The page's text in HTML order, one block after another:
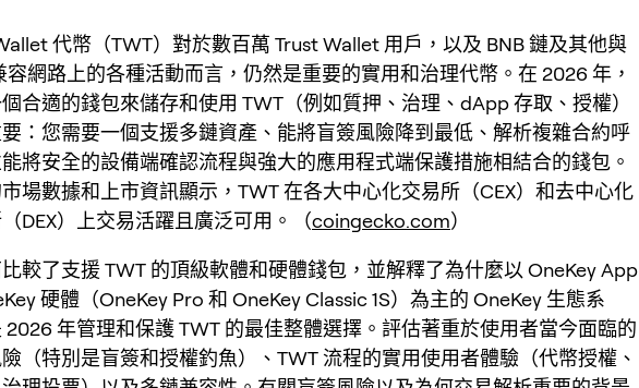
代幣（TWT）對於數百萬 Trust Wallet 用戶，以及 BNB 鏈及其他與
容網路上的各種活動而言，仍然是重要的實用和治理代幣。在 2026 年，
合適的錢包來儲存和使用 TWT（例如質押、治理、dApp 存取、授權）
：您需要一個支援多鏈資產、能將盲簽風險降到最低、解析複雜合約呼
將安全的設備端確認流程與強大的應用程式端保護措施相結合的錢包。
場數據和上市資訊顯示，TWT 在各大中心化交易所（CEX）和去中心化
DEX）上交易活躍且廣泛可用。（coingecko.com）
較了支援 TWT 的頂級軟體和硬體錢包，並解釋了為什麼以 OneKey App
硬體（OneKey Pro 和 OneKey Classic 1S）為主的 OneKey 生態系
2026 年管理和保護 TWT 的最佳整體選擇。評估著重於使用者當今面臨的
（特別是盲簽和授權釣魚）、TWT 流程的實用使用者體驗（代幣授權、